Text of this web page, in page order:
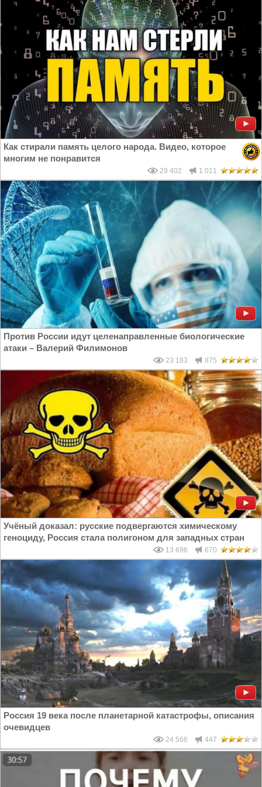
Как стирали память целого народа. Видео, которое
многим не понравится
29 402 1 011
Против России идут целенаправленные биологические
атаки – Валерий Филимонов
23 183 875
Учёный доказал: русские подвергаются химическому
геноциду, Россия стала полигоном для западных стран
13 696 670
Россия 19 века после планетарной катастрофы, описания
очевидцев
24 566 447